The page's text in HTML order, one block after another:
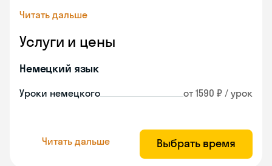
Читать дальше
Услуги и цены
Немецкий язык
Уроки немецкого от 1590 ₽ / урок
Читать дальше Выбрать время